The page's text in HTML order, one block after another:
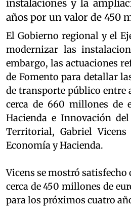
instalaciones y la
años por un valor de 450
El Gobierno regional y el
modernizar las
embargo, las actuaciones
de Fomento para detallar
de transporte público entre
cerca de 660 millones de
Hacienda e Innovación
Territorial, Gabriel
Economía y Hacienda.
Vicens se mostró
cerca de 450 millones de
para los próximos cuatro